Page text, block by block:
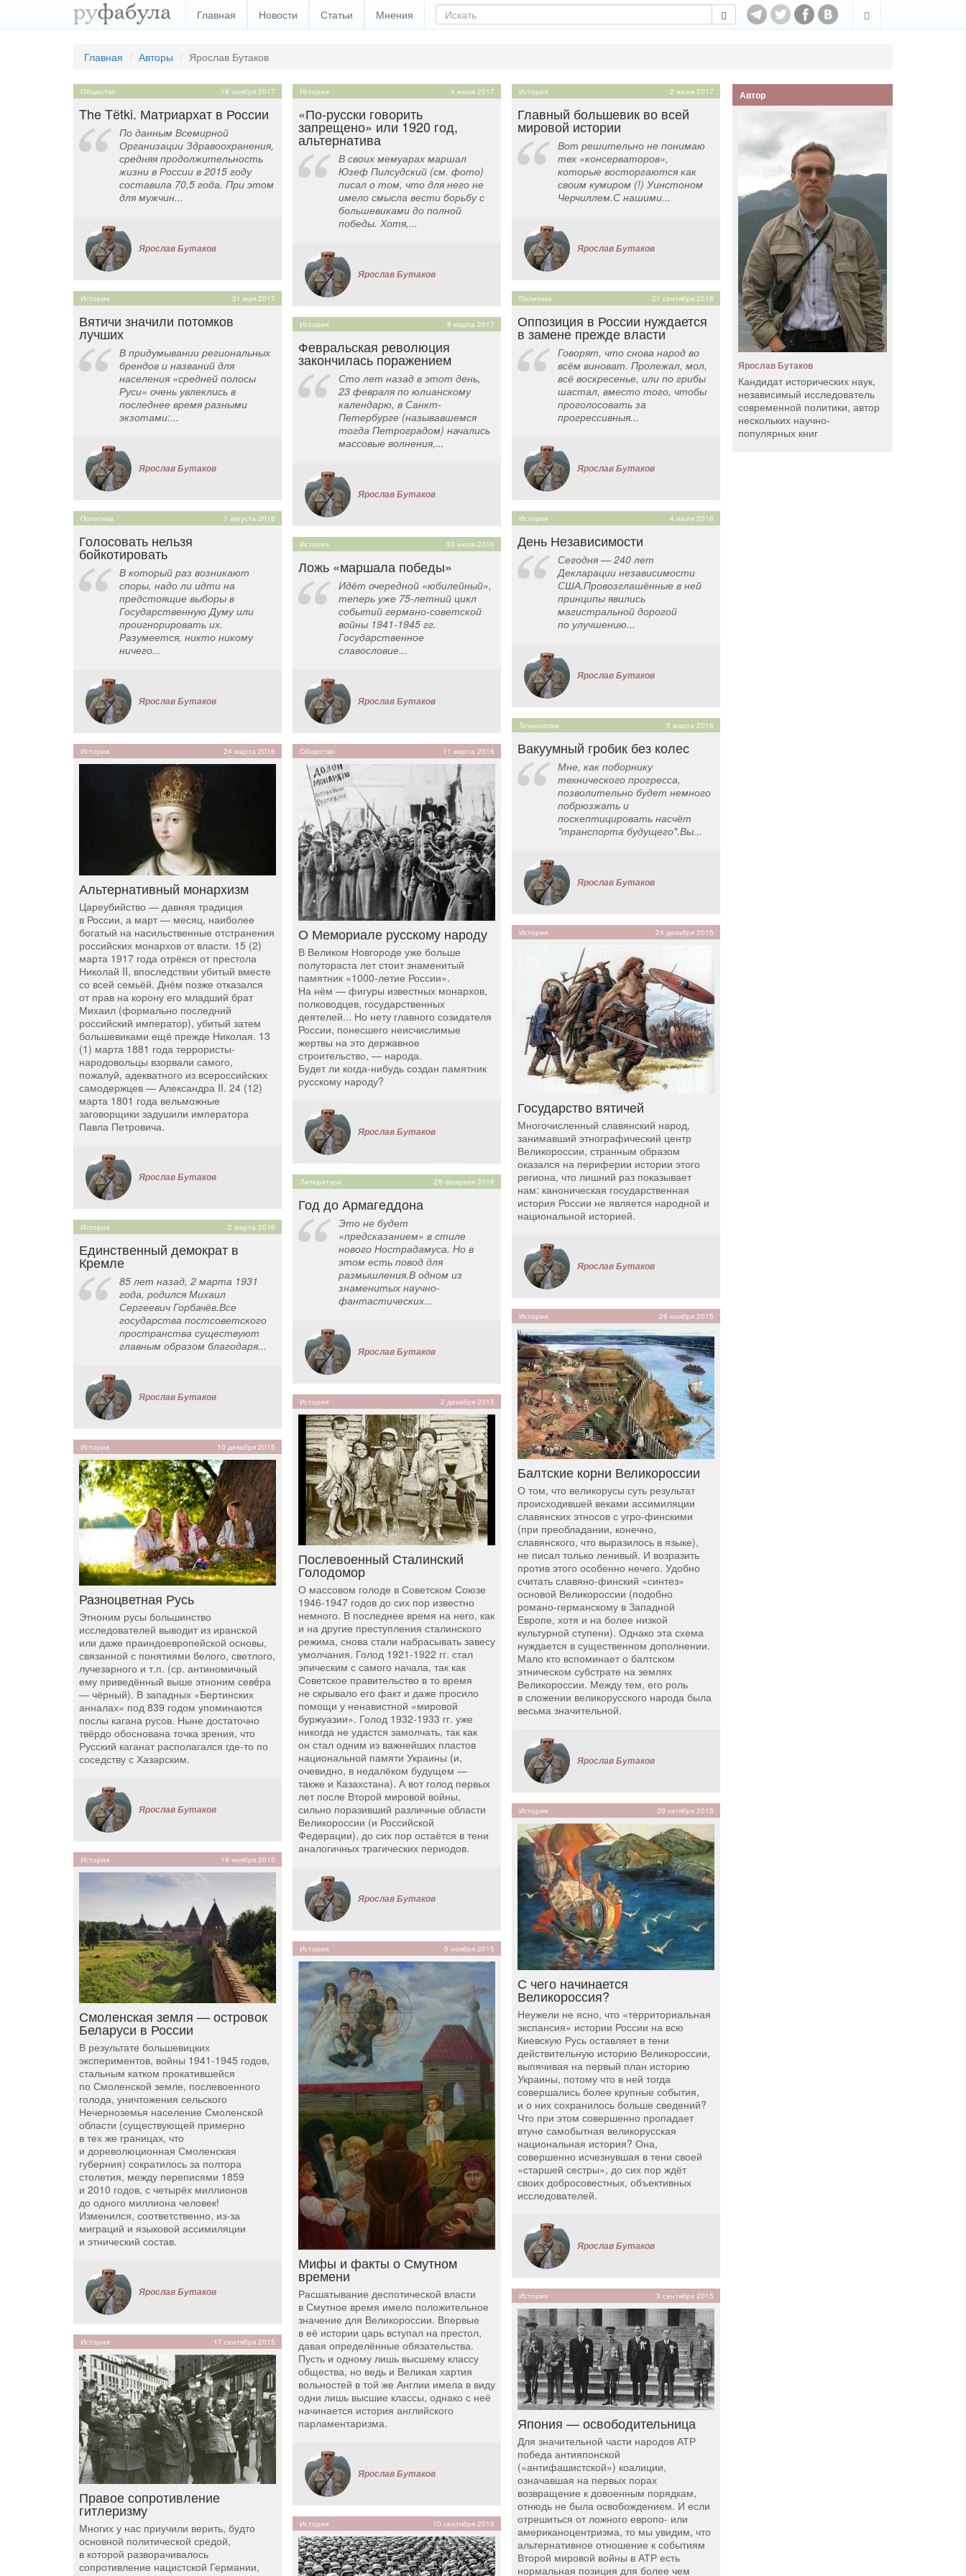
Главная Новости Статьи Мнения
Главная Авторы Ярослав Бутаков
Общество 18 ноября 2017
The Tёtki. Матриархат в России
По данным Всемирной
Организации Здравоохранения,
средняя продолжительность
жизни в России в 2015 году
составила 70,5 года. При этом
для мужчин...
Ярослав Бутаков
История 31 мая 2017
Вятичи значили потомков
лучших
В придумывании региональных
брендов и названий для
населения «средней полосы
Руси» очень увлеклись в
последнее время разными
экзотами:...
Ярослав Бутаков
Политика 1 августа 2016
Голосовать нельзя
бойкотировать
В который раз возникают
споры, надо ли идти на
предстоящие выборы в
Государственную Думу или
проигнорировать их.
Разумеется, никто никому
ничего...
Ярослав Бутаков
История 24 марта 2016
Альтернативный монархизм
Цареубийство — давняя традиция
в России, а март — месяц, наиболее
богатый на насильственные отстранения
российских монархов от власти. 15 (2)
марта 1917 года отрёкся от престола
Николай II, впоследствии убитый вместе
со всей семьёй. Днём позже отказался
от прав на корону его младший брат
Михаил (формально последний
российский император), убитый затем
большевиками ещё прежде Николая. 13
(1) марта 1881 года террористы-
народовольцы взорвали самого,
пожалуй, адекватного из всероссийских
самодержцев — Александра II. 24 (12)
марта 1801 года вельможные
заговорщики задушили императора
Павла Петровича.
Ярослав Бутаков
История 2 марта 2016
Единственный демократ в
Кремле
85 лет назад, 2 марта 1931
года, родился Михаил
Сергеевич Горбачёв.Все
государства постсоветского
пространства существуют
главным образом благодаря...
Ярослав Бутаков
История 10 декабря 2015
Разноцветная Русь
Этноним русы большинство
исследователей выводит из иранской
или даже праиндоевропейской основы,
связанной с понятиями белого, светлого,
лучезарного и т.п. (ср. антиномичный
ему приведённый выше этноним севéра
— чёрный). В западных «Бертинских
анналах» под 839 годом упоминаются
послы кагана русов. Ныне достаточно
твёрдо обоснована точка зрения, что
Русский каганат располагался где-то по
соседству с Хазарским.
Ярослав Бутаков
История 19 ноября 2015
Смоленская земля — островок
Беларуси в России
В результате большевицких
экспериментов, войны 1941-1945 годов,
стальным катком прокатившейся
по Смоленской земле, послевоенного
голода, уничтожения сельского
Нечерноземья население Смоленской
области (существующей примерно
в тех же границах, что
и дореволюционная Смоленская
губерния) сократилось за полтора
столетия, между переписями 1859
и 2010 годов, с четырёх миллионов
до одного миллиона человек!
Изменился, соответственно, из-за
миграций и языковой ассимиляции
и этнический состав.
Ярослав Бутаков
История 17 сентября 2015
Правое сопротивление
гитлеризму
Многих у нас приучили верить, будто
основной политической средой,
в которой разворачивалось
сопротивление нацистской Германии,
История 4 июня 2017
«По-русски говорить
запрещено» или 1920 год,
альтернатива
В своих мемуарах маршал
Юзеф Пилсудский (см. фото)
писал о том, что для него не
имело смысла вести борьбу с
большевиками до полной
победы. Хотя,...
Ярослав Бутаков
История 8 марта 2017
Февральская революция
закончилась поражением
Сто лет назад в этот день,
23 февраля по юлианскому
календарю, в Санкт-
Петербурге (называвшемся
тогда Петроградом) начались
массовые волнения,...
Ярослав Бутаков
История 30 июля 2016
Ложь «маршала победы»
Идёт очередной «юбилейный»,
теперь уже 75-летний цикл
событий германо-советской
войны 1941-1945 гг.
Государственное
славословие...
Ярослав Бутаков
Общество 11 марта 2016
О Мемориале русскому народу
В Великом Новгороде уже больше
полутораста лет стоит знаменитый
памятник «1000-летие России».
На нём — фигуры известных монархов,
полководцев, государственных
деятелей... Но нету главного созидателя
России, понесшего неисчислимые
жертвы на это державное
строительство, — народа.
Будет ли когда-нибудь создан памятник
русскому народу?
Ярослав Бутаков
Литература 28 февраля 2016
Год до Армагеддона
Это не будет
«предсказанием» в стиле
нового Нострадамуса. Но в
этом есть повод для
размышления.В одном из
знаменитых научно-
фантастических...
Ярослав Бутаков
История 2 декабря 2015
Послевоенный Сталинский
Голодомор
О массовом голоде в Советском Союзе
1946-1947 годов до сих пор известно
немного. В последнее время на него, как
и на другие преступления сталинского
режима, снова стали набрасывать завесу
умолчания. Голод 1921-1922 гг. стал
эпическим с самого начала, так как
Советское правительство в то время
не скрывало его факт и даже просило
помощи у ненавистной «мировой
буржуазии». Голод 1932-1933 гг. уже
никогда не удастся замолчать, так как
он стал одним из важнейших пластов
национальной памяти Украины (и,
очевидно, в недалёком будущем —
также и Казахстана). А вот голод первых
лет после Второй мировой войны,
сильно поразивший различные области
Великороссии (и Российской
Федерации), до сих пор остаётся в тени
аналогичных трагических периодов.
Ярослав Бутаков
История 5 ноября 2015
Мифы и факты о Смутном
времени
Расшатывание деспотической власти
в Смутное время имело положительное
значение для Великороссии. Впервые
в её истории царь вступал на престол,
давая определённые обязательства.
Пусть и одному лишь высшему классу
общества, но ведь и Великая хартия
вольностей в той же Англии имела в виду
одни лишь высшие классы, однако с неё
начинается история английского
парламентаризма.
Ярослав Бутаков
История 10 сентября 2015
История 2 июня 2017
Главный большевик во всей
мировой истории
Вот решительно не понимаю
тех «консерваторов»,
которые восторгаются как
своим кумиром (!) Уинстоном
Черчиллем.С нашими...
Ярослав Бутаков
Политика 21 сентября 2016
Оппозиция в России нуждается
в замене прежде власти
Говорят, что снова народ во
всём виноват. Пролежал, мол,
всё воскресенье, или по грибы
шастал, вместо того, чтобы
проголосовать за
прогрессивныя...
Ярослав Бутаков
История 4 июля 2016
День Независимости
Сегодня — 240 лет
Декларации независимости
США.Провозглашённые в ней
принципы явились
магистральной дорогой
по улучшению...
Ярослав Бутаков
Технологии 5 марта 2016
Вакуумный гробик без колес
Мне, как поборнику
технического прогресса,
позволительно будет немного
побрюзжать и
поскептицировать насчёт
"транспорта будущего".Вы...
Ярослав Бутаков
История 24 декабря 2015
Государство вятичей
Многочисленный славянский народ,
занимавший этнографический центр
Великороссии, странным образом
оказался на периферии истории этого
региона, что лишний раз показывает
нам: каноническая государственная
история России не является народной и
национальной историей.
Ярослав Бутаков
История 26 ноября 2015
Балтские корни Великороссии
О том, что великорусы суть результат
происходившей веками ассимиляции
славянских этносов с угро-финскими
(при преобладании, конечно,
славянского, что выразилось в языке),
не писал только ленивый. И возразить
против этого особенно нечего. Удобно
считать славяно-финский «синтез»
основой Великороссии (подобно
романо-германскому в Западной
Европе, хотя и на более низкой
культурной ступени). Однако эта схема
нуждается в существенном дополнении.
Мало кто вспоминает о балтском
этническом субстрате на землях
Великороссии. Между тем, его роль
в сложении великорусского народа была
весьма значительной.
Ярослав Бутаков
История 29 октября 2015
С чего начинается
Великороссия?
Неужели не ясно, что «территориальная
экспансия» истории России на всю
Киевскую Русь оставляет в тени
действительную историю Великороссии,
выпячивая на первый план историю
Украины, потому что в ней тогда
совершались более крупные события,
и о них сохранилось больше сведений?
Что при этом совершенно пропадает
втуне самобытная великорусская
национальная история? Она,
совершенно исчезнувшая в тени своей
«старшей сестры», до сих пор ждёт
своих добросовестных, объективных
исследователей.
Ярослав Бутаков
История 3 сентября 2015
Япония — освободительница
Для значительной части народов АТР
победа антияпонской
(«антифашистской») коалиции,
означавшая на первых порах
возвращение к довоенным порядкам,
отнюдь не была освобождением. И если
отрешиться от ложного европо- или
американоцентризма, то мы увидим, что
альтернативное отношение к событиям
Второй мировой войны в АТР есть
нормальная позиция для более чем
Автор
Ярослав Бутаков
Кандидат исторических наук,
независимый исследователь
современной политики, автор
нескольких научно-
популярных книг